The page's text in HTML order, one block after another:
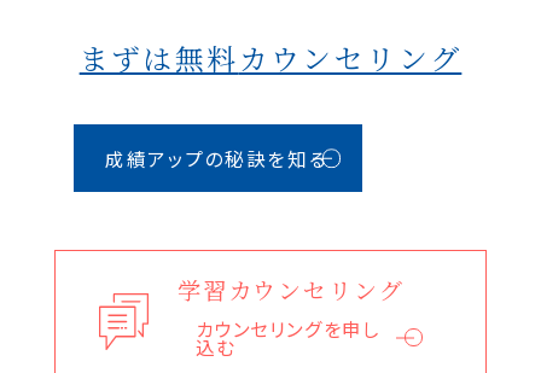
まずは無料カウンセリング
成績アップの秘訣を知る
学習カウンセリング
カウンセリングを申し
込む